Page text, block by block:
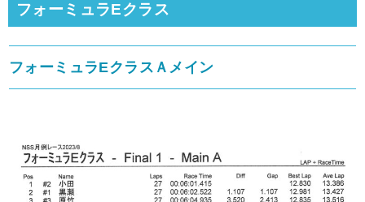
フォーミュラEクラス
フォーミュラEクラスＡメイン